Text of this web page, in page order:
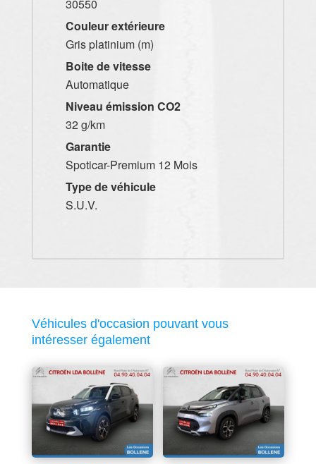
30550
Couleur extérieure
Gris platinium (m)
Boite de vitesse
Automatique
Niveau émission CO2
32 g/km
Garantie
Spoticar-Premium 12 Mois
Type de véhicule
S.U.V.
Véhicules d'occasion pouvant vous
intéresser également